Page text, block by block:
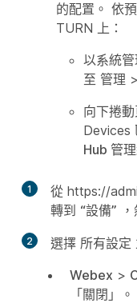
的配置。 依
TURN 上：
以系統
至 管理 >
向下捲
Devices
Hub 管
1 從 https://
轉到 “設備”
2 選擇 所有設定
Webex >
「關閉」